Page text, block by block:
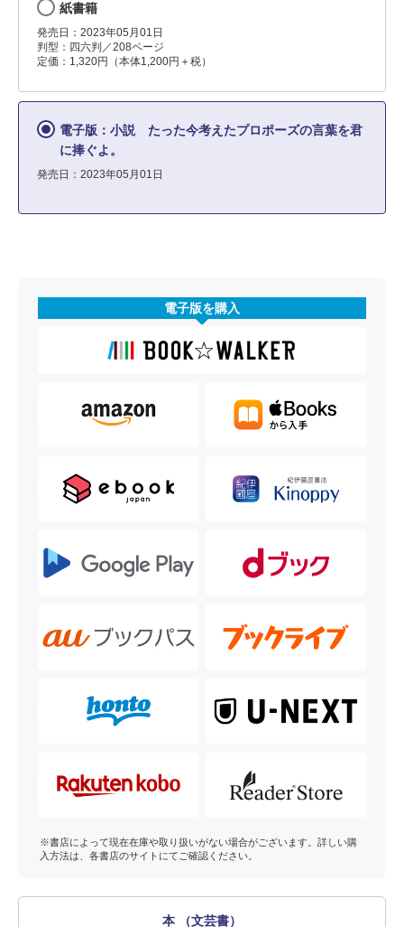
紙書籍
発売日：2023年05月01日
判型：四六判／208ページ
定価：1,320円（本体1,200円＋税）
電子版：小説 たった今考えたプロポーズの言葉を君
に捧ぐよ。
発売日：2023年05月01日
電子版を購入
※書店によって現在在庫や取り扱いがない場合がございます。詳しい購
入方法は、各書店のサイトにてご確認ください。
本 （文芸書）